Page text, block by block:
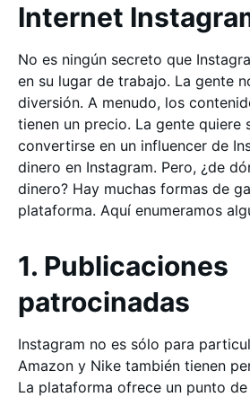
Internet
No es ningún secreto que
en su lugar de trabajo. La gente
diversión. A menudo, los
tienen un precio. La gente quiere
convertirse en un influencer de
dinero en Instagram. Pero, ¿de
dinero? Hay muchas formas de
plataforma. Aquí enumeramos
1. Publicaciones
patrocinadas
Instagram no es sólo para
Amazon y Nike también tienen
La plataforma ofrece un punto